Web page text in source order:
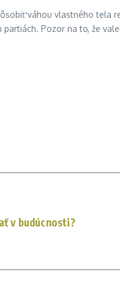
váhou vlastného
Pozor na to, že
v budúcnosti?